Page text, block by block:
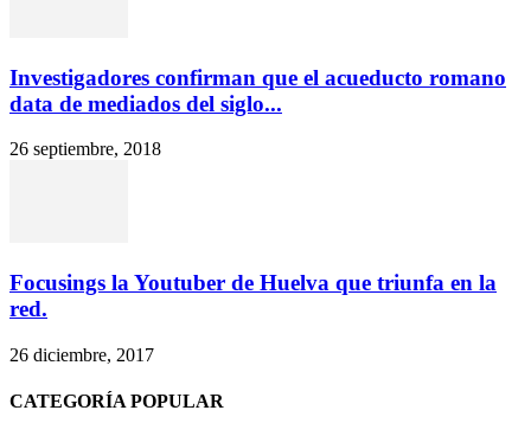
Investigadores confirman que el acueducto romano
data de mediados del siglo...
26 septiembre, 2018
Focusings la Youtuber de Huelva que triunfa en la
red.
26 diciembre, 2017
CATEGORÍA POPULAR